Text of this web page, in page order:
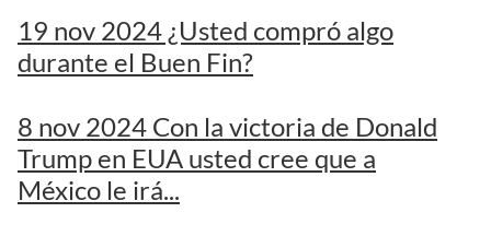
19 nov 2024 ¿Usted compró algo
durante el Buen Fin?
8 nov 2024 Con la victoria de Donald
Trump en EUA usted cree que a
México le irá...